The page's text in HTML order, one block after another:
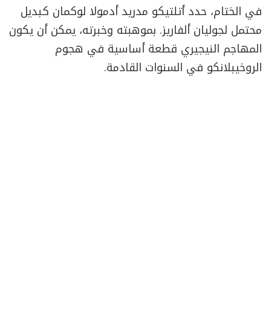
في الختام، حدد أتلتيكو مدريد أدمولا لوكمان كبديل
محتمل لجوليان ألفاريز. بموهبته وخبرته، يمكن أن يكون
المهاجم النيجيري قطعة أساسية في هجوم
الروخيبلانكو في السنوات القادمة.